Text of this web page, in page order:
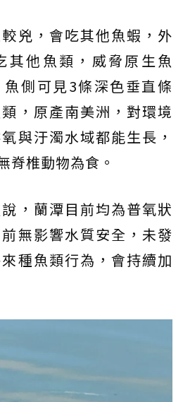
較兇，會吃其他魚蝦，外
其他魚類，威脅原生魚
側可見3條深色垂直條
，原產南美洲，對環境
與汙濁水域都能生長，
脊椎動物為食。
，蘭潭目前均為普氧狀
無影響水質安全，未發
種魚類行為，會持續加